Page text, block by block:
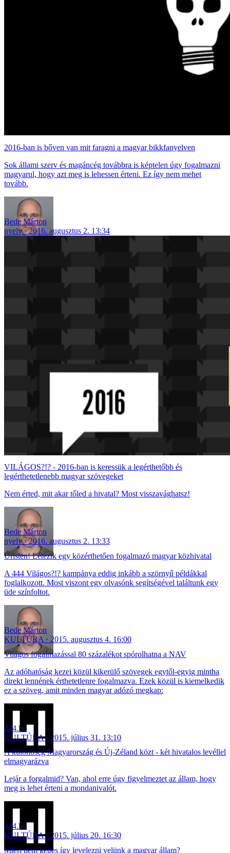
2016-ban is bőven van mit faragni a magyar bikkfanyelven
Sok állami szerv és magáncég továbbra is képtelen úgy fogalmazni
magyarul, hogy azt meg is lehessen érteni. Ez így nem mehet
tovább.
Bede Márton
nyelv
2016. augusztus 2. 13:34
VILÁGOS?!? - 2016-ban is keressük a legérthetőbb és
legérthetetlenebb magyar szövegeket
Nem érted, mit akar tőled a hivatal? Most visszavághatsz!
Bede Márton
nyelv
2016. augusztus 2. 13:33
Úristen! Létezik egy közérthetően fogalmazó magyar közhivatal
A 444 Világos?!? kampánya eddig inkább a szörnyű példákkal
foglalkozott. Most viszont egy olvasónk segítségével találtunk egy
üde színfoltot.
Bede Márton
KULTÚRA
2015. augusztus 4. 16:00
Világos fogalmazással 80 százalékot spórolhatna a NAV
Az adóhatóság kezei közül kikerülő szövegek egytől-egyig mintha
direkt lennének érthetetlenre fogalmazva. Ezek közül is kiemelkedik
ez a szöveg, amit minden magyar adózó megkap:
444.hu
KULTÚRA
2015. július 31. 13:10
A különbség Magyarország és Új-Zéland közt - két hivatalos levéllel
elmagyarázva
Lejár a forgalmid? Van, ahol erre úgy figyelmeztet az állam, hogy
meg is lehet érteni a mondanivalót.
444.hu
KULTÚRA
2015. július 20. 16:30
Miért nem képes így levelezni velünk a magyar állam?